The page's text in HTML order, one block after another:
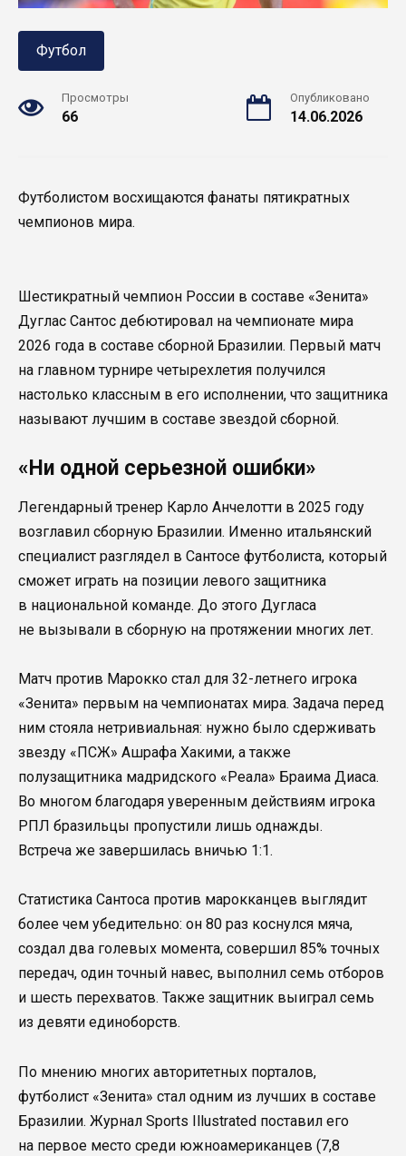
Футбол
Просмотры
66
Опубликовано
14.06.2026
Футболистом восхищаются фанаты пятикратных
чемпионов мира.
Шестикратный чемпион России в составе «Зенита»
Дуглас Сантос дебютировал на чемпионате мира
2026 года в составе сборной Бразилии. Первый матч
на главном турнире четырехлетия получился
настолько классным в его исполнении, что защитника
называют лучшим в составе звездой сборной.
«Ни одной серьезной ошибки»
Легендарный тренер Карло Анчелотти в 2025 году
возглавил сборную Бразилии. Именно итальянский
специалист разглядел в Сантосе футболиста, который
сможет играть на позиции левого защитника
в национальной команде. До этого Дугласа
не вызывали в сборную на протяжении многих лет.
Матч против Марокко стал для 32-летнего игрока
«Зенита» первым на чемпионатах мира. Задача перед
ним стояла нетривиальная: нужно было сдерживать
звезду «ПСЖ» Ашрафа Хакими, а также
полузащитника мадридского «Реала» Браима Диаса.
Во многом благодаря уверенным действиям игрока
РПЛ бразильцы пропустили лишь однажды.
Встреча же завершилась вничью 1:1.
Статистика Сантоса против марокканцев выглядит
более чем убедительно: он 80 раз коснулся мяча,
создал два голевых момента, совершил 85% точных
передач, один точный навес, выполнил семь отборов
и шесть перехватов. Также защитник выиграл семь
из девяти единоборств.
По мнению многих авторитетных порталов,
футболист «Зенита» стал одним из лучших в составе
Бразилии. Журнал Sports Illustrated поставил его
на первое место среди южноамериканцев (7,8